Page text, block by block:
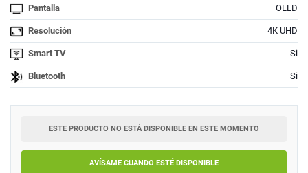
Pantalla OLED
Resolución 4K UHD
Smart TV Si
Bluetooth Si
ESTE PRODUCTO NO ESTÁ DISPONIBLE EN ESTE MOMENTO
AVÍSAME CUANDO ESTÉ DISPONIBLE